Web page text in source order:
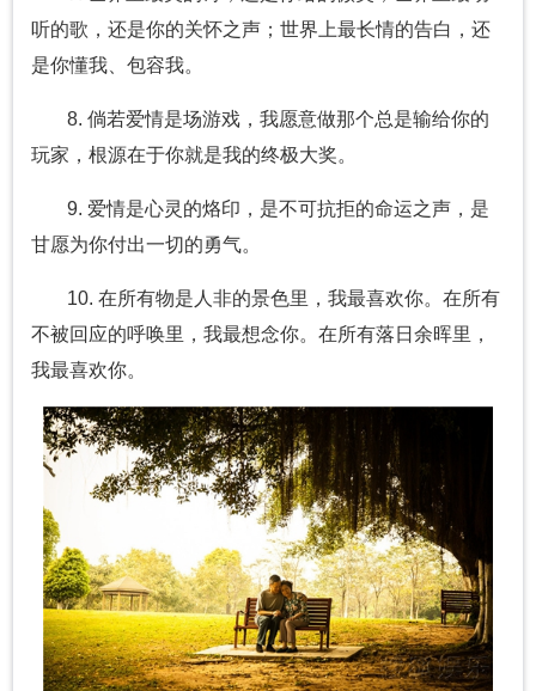
听的歌，还是你的关怀之声；世界上最长情的告白，还
是你懂我、包容我。
8. 倘若爱情是场游戏，我愿意做那个总是输给你的
玩家，根源在于你就是我的终极大奖。
9. 爱情是心灵的烙印，是不可抗拒的命运之声，是
甘愿为你付出一切的勇气。
10. 在所有物是人非的景色里，我最喜欢你。在所有
不被回应的呼唤里，我最想念你。在所有落日余晖里，
我最喜欢你。